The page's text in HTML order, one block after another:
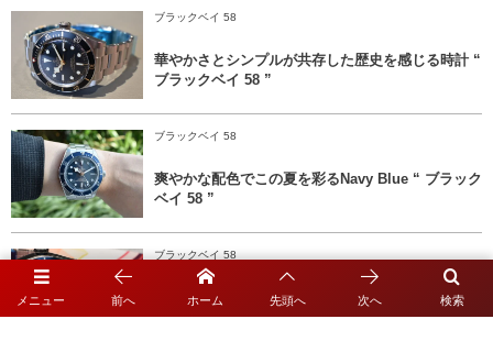
ブラックベイ 58
華やかさとシンプルが共存した歴史を感じる時計 “
ブラックベイ 58 ”
ブラックベイ 58
爽やかな配色でこの夏を彩るNavy Blue “ ブラック
ベイ 58 ”
ブラックベイ 58
TUDOR Blue を見比べ “ ブラックベイ,ブラックベ
イ 58 ”
メニュー 検索
前へ ホーム 先頭へ 次へ